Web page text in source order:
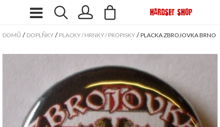
DOMŮ / DOPLŇKY / PLACKY / HRNKY / PROPISKY /PLACKA ZBROJOVKA BRNO